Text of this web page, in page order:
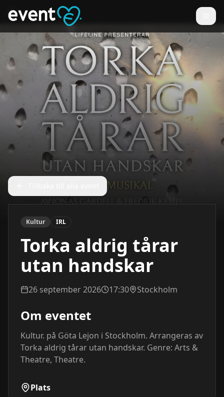
Kultur IRL
Torka aldrig tårar
utan handskar
26 september 2026 17:30 Stockholm
Om eventet
Kultur. på Göta Lejon i Stockholm. Arrangeras av
Torka aldrig tårar utan handskar. Genre: Arts &
Theatre, Theatre.
Plats